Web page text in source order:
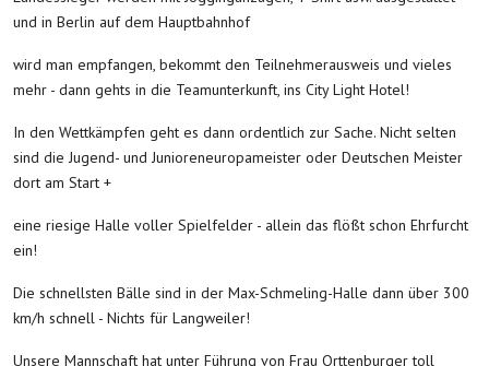
und in Berlin auf dem Hauptbahnhof
wird man empfangen, bekommt den Teilnehmerausweis und vieles
mehr - dann gehts in die Teamunterkunft, ins City Light Hotel!
In den Wettkämpfen geht es dann ordentlich zur Sache. Nicht selten
sind die Jugend- und Junioreneuropameister oder Deutschen Meister
dort am Start +
eine riesige Halle voller Spielfelder - allein das flößt schon Ehrfurcht
ein!
Die schnellsten Bälle sind in der Max-Schmeling-Halle dann über 300
km/h schnell - Nichts für Langweiler!
Unsere Mannschaft hat unter Führung von Frau Orttenburger toll